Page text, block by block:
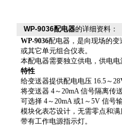
WP-9036配电器的详细资料：
WP-9036配电器，是向现场的变
或其它单元组合仪表。
本配电器需要独立供电，供电
特性
给变送器提供配电电压 16.5～
将变送器 4～20mA 信号隔离传
可选择 4～20mA 或1～5V 信号
模块化表芯设计，无需零点和满
带有工作电源指示灯。